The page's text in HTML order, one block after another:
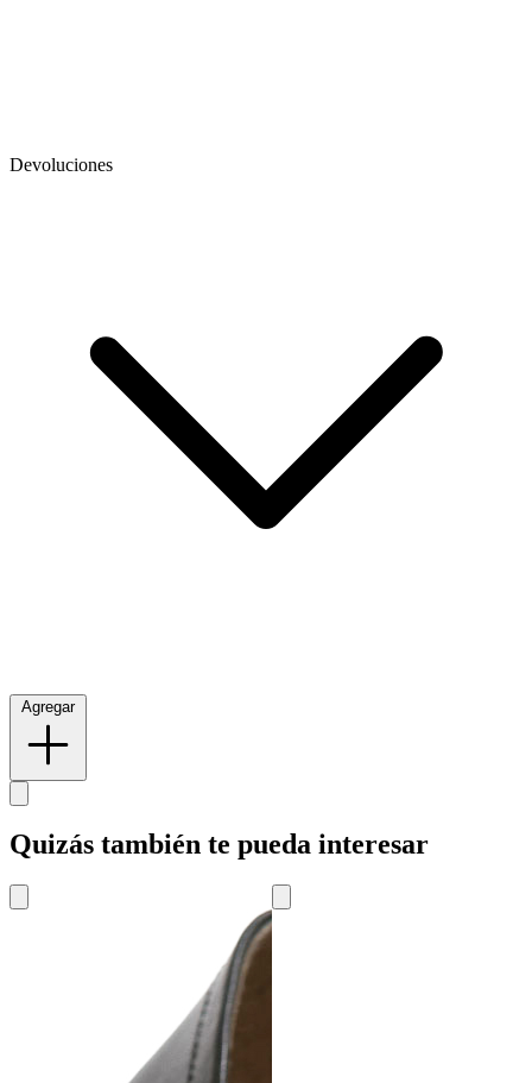
Devoluciones
Agregar
Quizás también te pueda interesar